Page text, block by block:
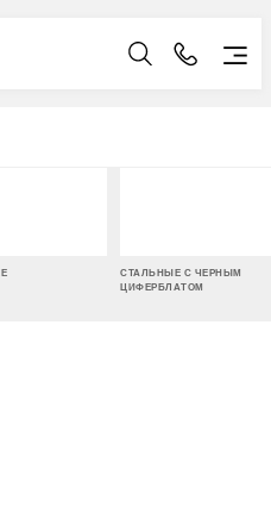
СТАЛЬНЫЕ С ЧЕРНЫМ
ЦИФЕРБЛАТОМ